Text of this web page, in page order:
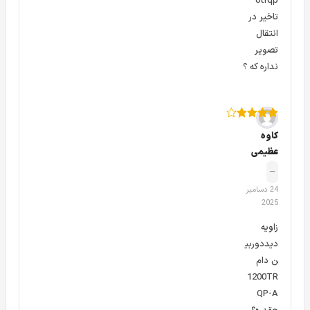
با توجه به کیس پلاستیکی بودن بدنه دوربین
شما می توانید این دوربین را در هر جایی حتی جاهای فلزی
تاخیر در
انتقال
تصویر
نداره که ؟
امتیاز
5
کاوه
عظیمی
–
24 دسامبر
2025
زاویه
دیددوربی
ن دام
1200TR
QP-A